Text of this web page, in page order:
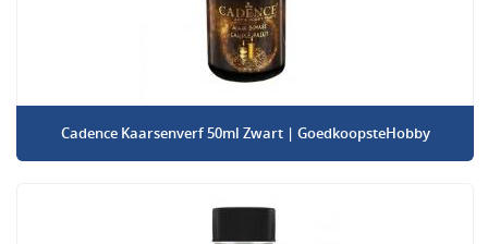
Cadence Kaarsenverf 50ml Zwart | GoedkoopsteHobby